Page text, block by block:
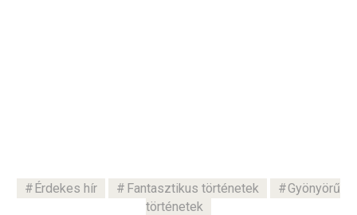
Érdekes hír Fantasztikus történetek
Gyönyörű
történetek